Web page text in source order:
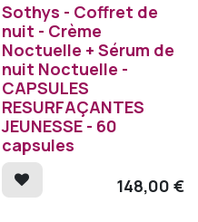
Sothys - Coffret de
nuit - Crème
Noctuelle + Sérum de
nuit Noctuelle -
CAPSULES
RESURFAÇANTES
JEUNESSE - 60
capsules
148,00 €